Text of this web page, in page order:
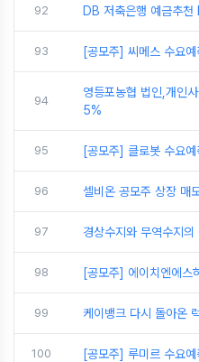
92 DB 저축은행 예금추
93 [공모주] 씨메스 수요
94
영등포농협 법인,개인
5%
95 [공모주] 클로봇 수요
96 셀비온 공모주 상장 매
97 경상수지와 무역수지
98 [공모주] 에이치엔에스
99 케이뱅크 다시 돌아온
100 [공모주] 루미르 수요